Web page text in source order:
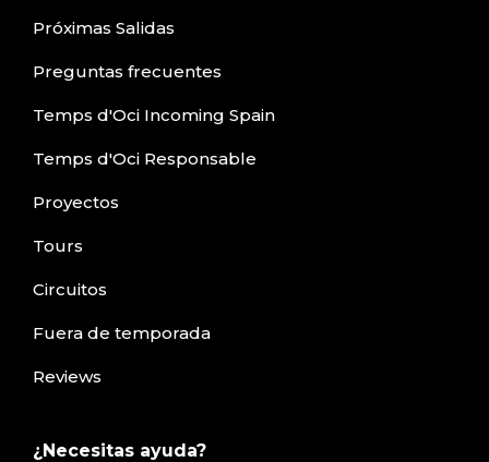
Próximas Salidas
Preguntas frecuentes
Temps d'Oci Incoming Spain
Temps d'Oci Responsable
Proyectos
Tours
Circuitos
Fuera de temporada
Reviews
¿Necesitas ayuda?